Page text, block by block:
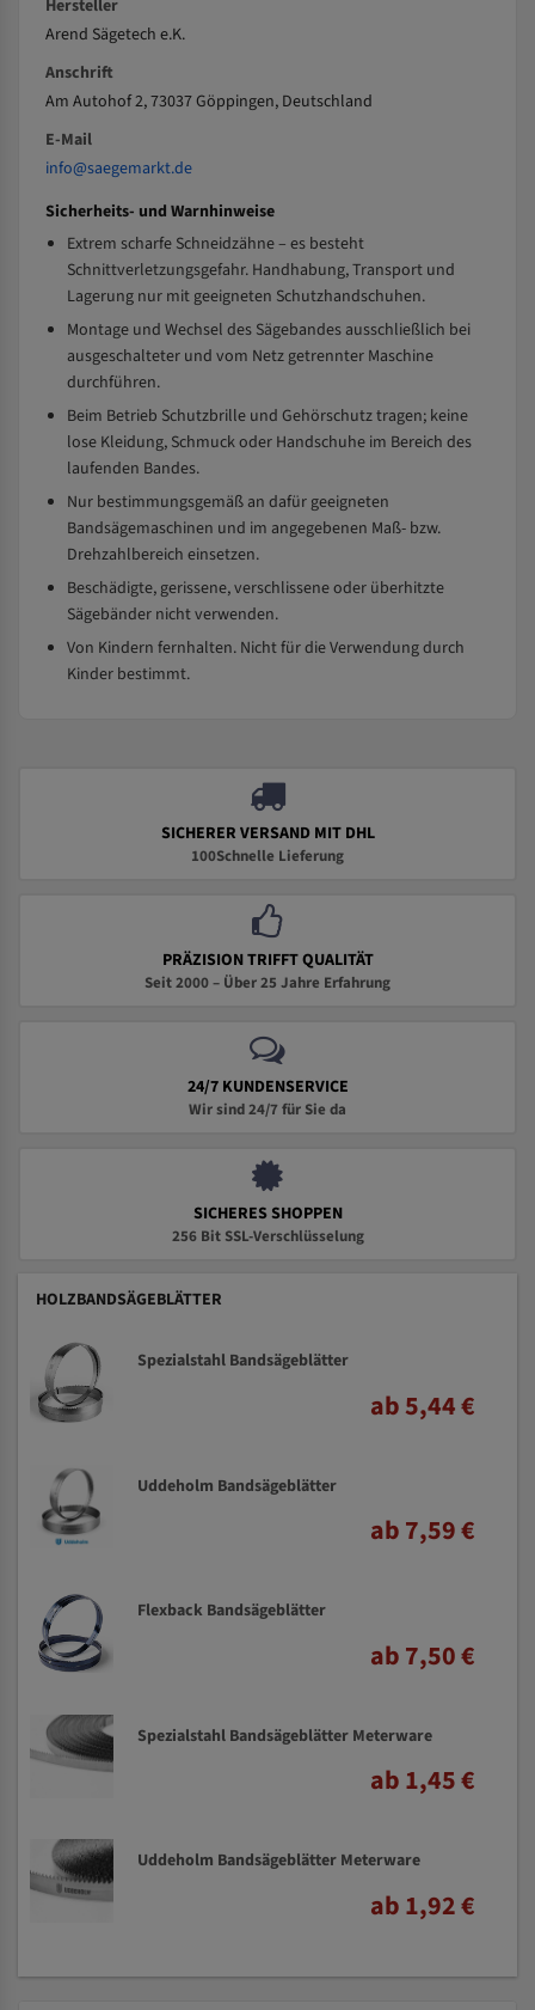
Hersteller
Arend Sägetech e.K.
Anschrift
Am Autohof 2, 73037 Göppingen, Deutschland
E-Mail
info@saegemarkt.de
Sicherheits- und Warnhinweise
Extrem scharfe Schneidzähne – es besteht
Schnittverletzungsgefahr. Handhabung, Transport und
Lagerung nur mit geeigneten Schutzhandschuhen.
Montage und Wechsel des Sägebandes ausschließlich bei
ausgeschalteter und vom Netz getrennter Maschine
durchführen.
Beim Betrieb Schutzbrille und Gehörschutz tragen; keine
lose Kleidung, Schmuck oder Handschuhe im Bereich des
laufenden Bandes.
Nur bestimmungsgemäß an dafür geeigneten
Bandsägemaschinen und im angegebenen Maß- bzw.
Drehzahlbereich einsetzen.
Beschädigte, gerissene, verschlissene oder überhitzte
Sägebänder nicht verwenden.
Von Kindern fernhalten. Nicht für die Verwendung durch
Kinder bestimmt.
SICHERER VERSAND MIT DHL
100Schnelle Lieferung
PRÄZISION TRIFFT QUALITÄT
Seit 2000 – Über 25 Jahre Erfahrung
24/7 KUNDENSERVICE
Wir sind 24/7 für Sie da
SICHERES SHOPPEN
256 Bit SSL-Verschlüsselung
HOLZBANDSÄGEBLÄTTER
Spezialstahl Bandsägeblätter
ab 5,44 €
Uddeholm Bandsägeblätter
ab 7,59 €
Flexback Bandsägeblätter
ab 7,50 €
Spezialstahl Bandsägeblätter Meterware
ab 1,45 €
Uddeholm Bandsägeblätter Meterware
ab 1,92 €